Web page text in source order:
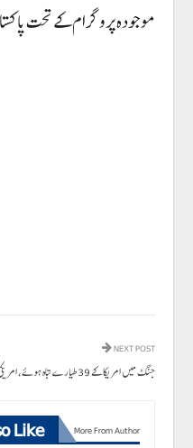
موجودہ پروگرام کے تحت پاکستان کو مجموعی طور پر 4.6 ارب ڈالر جاری ہو چکے ہیں،
NEXT POST
جنگ میں امریکا کے 39طیارے تباہ ہوئے، امریکی رکن کانگریس نے تسلیم کرلیا
Like More From Author